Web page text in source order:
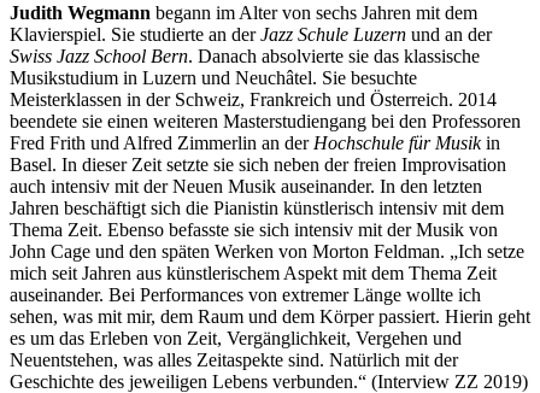
Judith Wegmann begann im Alter von sechs Jahren mit dem
Klavierspiel. Sie studierte an derJazz Schule Luzern und an der
Swiss Jazz School Bern. Danach absolvierte sie das klassische
Musikstudium in Luzern und Neuchâtel. Sie besuchte
Meisterklassen in der Schweiz, Frankreich und Österreich. 2014
beendete sie einen weiteren Masterstudiengang bei den Professoren
Fred Frith und Alfred Zimmerlin an der Hochschule für Musikin
Basel. In dieser Zeit setzte sie sich neben der freien Improvisation
auch intensiv mit der Neuen Musik auseinander. In den letzten
Jahren beschäftigt sich die Pianistin künstlerisch intensiv mit dem
Thema Zeit. Ebenso befasste sie sich intensiv mit der Musik von
John Cage und den späten Werken von Morton Feldman. „Ich setze
mich seit Jahren aus künstlerischem Aspekt mit dem Thema Zeit
auseinander. Bei Performances von extremer Länge wollte ich
sehen, was mit mir, dem Raum und dem Körper passiert. Hierin geht
es um das Erleben von Zeit, Vergänglichkeit, Vergehen und
Neuentstehen, was alles Zeitaspekte sind. Natürlich mit der
Geschichte des jeweiligen Lebens verbunden.“ (Interview ZZ 2019)